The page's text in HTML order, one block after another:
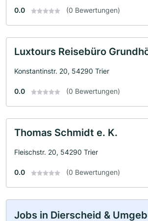
0.0 (0 Bewertungen)
Luxtours Reisebüro
Konstantinstr. 20, 54290 Trier
0.0 (0 Bewertungen)
Thomas Schmidt e. K.
Fleischstr. 20, 54290 Trier
0.0 (0 Bewertungen)
Jobs in Dierscheid &